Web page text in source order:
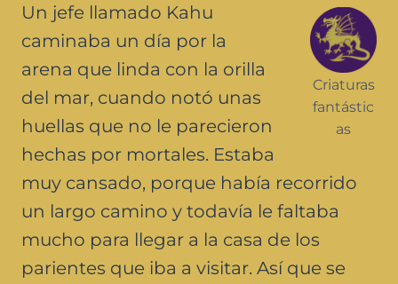
Criaturas
fantástic
as
Un jefe llamado Kahu
caminaba un día por la
arena que linda con la orilla
del mar, cuando notó unas
huellas que no le parecieron
hechas por mortales. Estaba
muy cansado, porque había recorrido
un largo camino y todavía le faltaba
mucho para llegar a la casa de los
parientes que iba a visitar. Así que se